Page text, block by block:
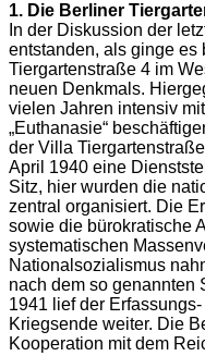
1. Die Berliner
In der Diskussion der
entstanden, als ginge es
Tiergartenstraße 4 im
neuen Denkmals.
vielen Jahren intensiv
„Euthanasie“
der Villa
April 1940 eine
Sitz, hier wurden die
zentral organisiert. Die
sowie die bürokratische
systematischen
Nationalsozialismus
nach dem so genannten
1941 lief der
Kriegsende weiter. Die
Kooperation mit dem